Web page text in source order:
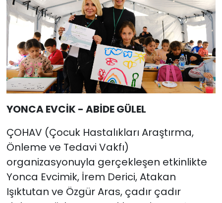
YONCA EVCİK - ABİDE GÜLEL
ÇOHAV (Çocuk Hastalıkları Araştırma,
Önleme ve Tedavi Vakfı)
organizasyonuyla gerçekleşen etkinlikte
Yonca Evcimik, İrem Derici, Atakan
Işıktutan ve Özgür Aras, çadır çadır